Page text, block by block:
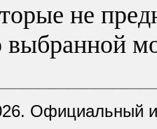
не
Официальный